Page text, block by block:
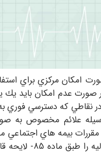
در صورت امكان مركزي
صورت عدم امكان بايد
نقاطي كه دسترسي فوري
علائم مخصوص به
مقررات بيمه هاي
حرفه اي هزينه